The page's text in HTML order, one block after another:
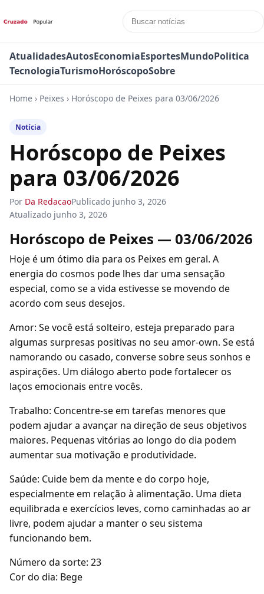
AtualidadesAutosEconomiaEsportesMundoPolitica
TecnologiaTurismoHoróscopoSobre
Home › Peixes › Horóscopo de Peixes para 03/06/2026
Notícia
Horóscopo de Peixes
para 03/06/2026
Por Da RedacaoPublicado junho 3, 2026
Atualizado junho 3, 2026
Horóscopo de Peixes — 03/06/2026
Hoje é um ótimo dia para os Peixes em geral. A
energia do cosmos pode lhes dar uma sensação
especial, como se a vida estivesse se movendo de
acordo com seus desejos.
Amor: Se você está solteiro, esteja preparado para
algumas surpresas positivas no seu amor-own. Se está
namorando ou casado, converse sobre seus sonhos e
aspirações. Um diálogo aberto pode fortalecer os
laços emocionais entre vocês.
Trabalho: Concentre-se em tarefas menores que
podem ajudar a avançar na direção de seus objetivos
maiores. Pequenas vitórias ao longo do dia podem
aumentar sua motivação e produtividade.
Saúde: Cuide bem da mente e do corpo hoje,
especialmente em relação à alimentação. Uma dieta
equilibrada e exercícios leves, como caminhadas ao ar
livre, podem ajudar a manter o seu sistema
funcionando bem.
Número da sorte: 23
Cor do dia: Bege